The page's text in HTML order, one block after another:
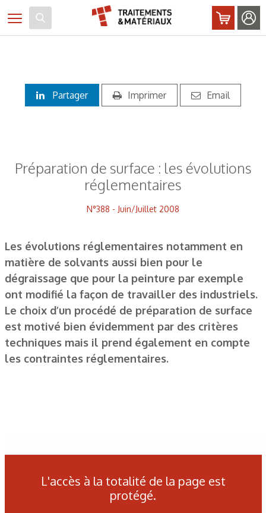
Toggle navigation
Partager Imprimer Email
Préparation de surface : les évolutions
réglementaires
N°388 - Juin/Juillet 2008
Les évolutions réglementaires notamment en
matière de solvants aussi bien pour le
dégraissage que pour la peinture par exemple
ont modifié la façon de travailler des industriels.
Le choix d’un procédé de préparation de surface
est motivé bien évidemment par des critères
techniques mais il prend également en compte
les contraintes réglementaires.
L'accès à la totalité de la page est
protégé.
Panneau de gestion des cookies